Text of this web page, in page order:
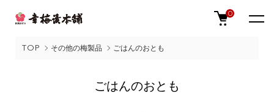
0
TOP その他の梅製品 ごはんのおとも
ごはんのおとも